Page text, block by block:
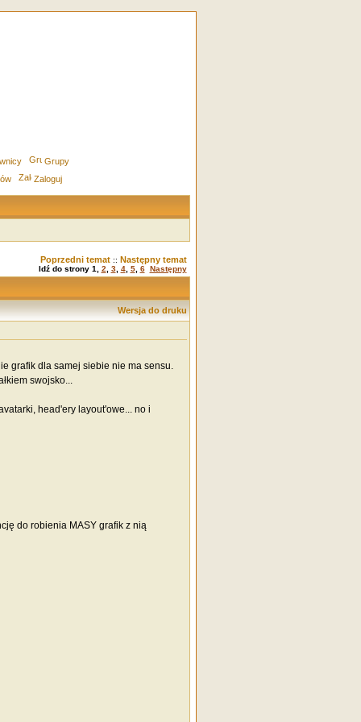
Grupy
Zaloguj
Poprzedni temat:: Następny temat
Idź do strony 1 2 3, 4, 5, 6 Następny
Wersja do druku
grafik dla samej siebie nie ma sensu.
swojsko...
head'ery layout'owe... no i
do robienia MASY grafik z nią